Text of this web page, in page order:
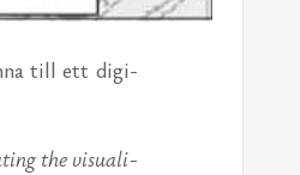
till ett di­gi­
the vi­su­a­li­